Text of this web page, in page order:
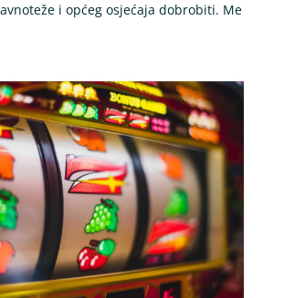
i općeg osjećaja dobrobiti. Me